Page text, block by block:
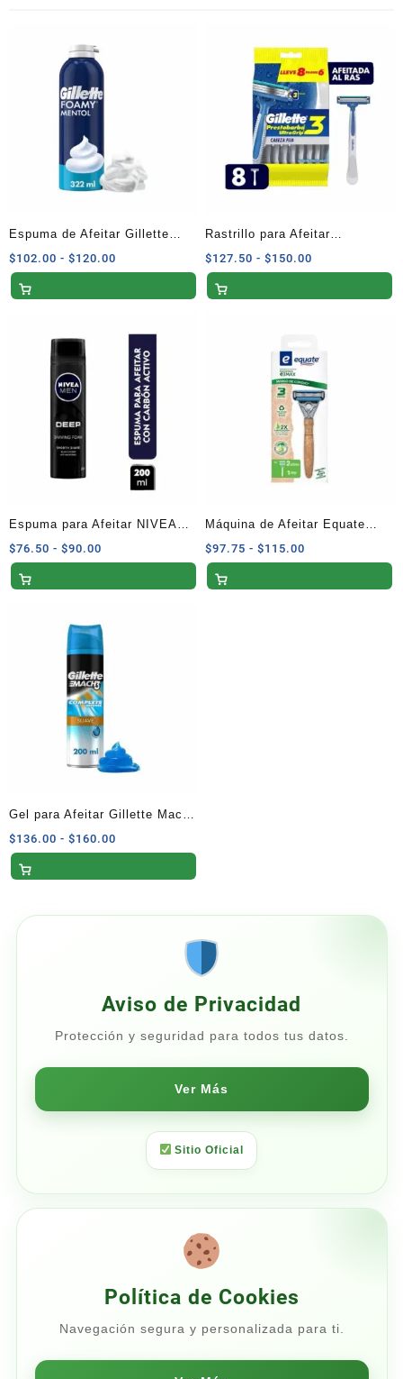
Espuma de Afeitar Gillette
Foamy Mentol con Sensación
Refrescante – 322 ml
$102.00 - $120.00
de
$102.00
hasta
$120.00
Rastrillo para Afeitar
Desechable Gillette
Prestobarba Ultragrip3 de fácil
agarre 8 pzas
$127.50 - $150.00
de
Espuma para Afeitar NIVEA
MEN Deep Antibacterial con
Carbón Activo 200 ml
$76.50 - $90.00
de
$76.50
hasta
Máquina de Afeitar Equate
E3max Sustentable con Sango
de Corcho 1 pza
$97.75 - $115.00
de
Gel para Afeitar Gillette Mach3
Suave para Rasurar con
Rastrillo para Hombre 200 ml
$136.00 - $160.00
de
$136.00
Aviso de Privacidad
Protección y seguridad para todos tus datos.
Ver Más
Sitio Oficial
Política de Cookies
Navegación segura y personalizada para ti.